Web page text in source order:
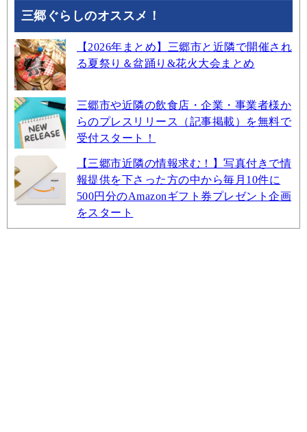
三郷ぐらしのオススメ！
【2026年まとめ】三郷市と近隣で開催され
る夏祭り＆盆踊り&花火大会まとめ
三郷市や近隣の飲食店・企業・事業者様か
らのプレスリリース（記事掲載）を無料で
受付スタート！
【三郷市近隣の情報求む！】写真付きで情
報提供を下さった方の中から毎月10件に
500円分のAmazonギフト券プレゼント企画
をスタート